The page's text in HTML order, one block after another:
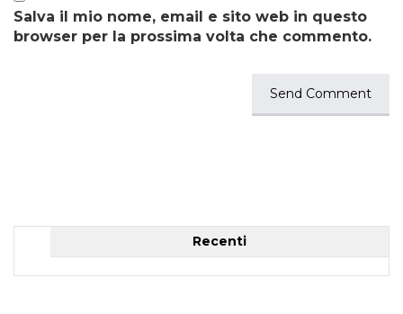
Salva il mio nome, email e sito web in questo
browser per la prossima volta che commento.
Recenti